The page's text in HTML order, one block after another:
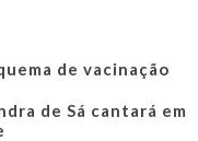
de vacinação
de Sá cantará em